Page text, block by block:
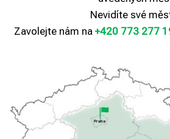
Nevidíte své
Zavolejte nám na +420 773 277